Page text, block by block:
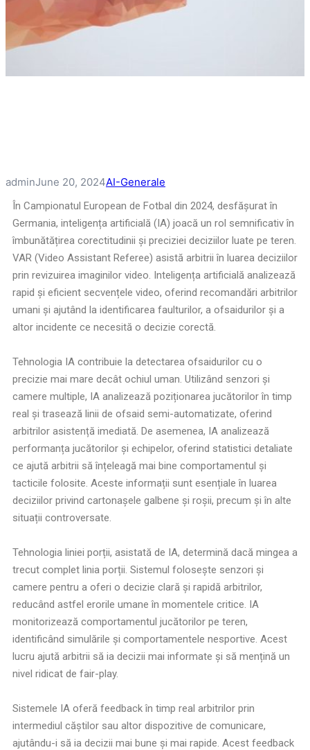
adminJune 20, 2024AI-Generale
În Campionatul European de Fotbal din 2024, desfășurat în
Germania, inteligența artificială (IA) joacă un rol semnificativ în
îmbunătățirea corectitudinii și preciziei deciziilor luate pe teren.
VAR (Video Assistant Referee) asistă arbitrii în luarea deciziilor
prin revizuirea imaginilor video. Inteligența artificială analizează
rapid și eficient secvențele video, oferind recomandări arbitrilor
umani și ajutând la identificarea faulturilor, a ofsaidurilor și a
altor incidente ce necesită o decizie corectă.
Tehnologia IA contribuie la detectarea ofsaidurilor cu o
precizie mai mare decât ochiul uman. Utilizând senzori și
camere multiple, IA analizează poziționarea jucătorilor în timp
real și trasează linii de ofsaid semi-automatizate, oferind
arbitrilor asistență imediată. De asemenea, IA analizează
performanța jucătorilor și echipelor, oferind statistici detaliate
ce ajută arbitrii să înțeleagă mai bine comportamentul și
tacticile folosite. Aceste informații sunt esențiale în luarea
deciziilor privind cartonașele galbene și roșii, precum și în alte
situații controversate.
Tehnologia liniei porții, asistată de IA, determină dacă mingea a
trecut complet linia porții. Sistemul folosește senzori și
camere pentru a oferi o decizie clară și rapidă arbitrilor,
reducând astfel erorile umane în momentele critice. IA
monitorizează comportamentul jucătorilor pe teren,
identificând simulările și comportamentele nesportive. Acest
lucru ajută arbitrii să ia decizii mai informate și să mențină un
nivel ridicat de fair-play.
Sistemele IA oferă feedback în timp real arbitrilor prin
intermediul căștilor sau altor dispozitive de comunicare,
ajutându-i să ia decizii mai bune și mai rapide. Acest feedback